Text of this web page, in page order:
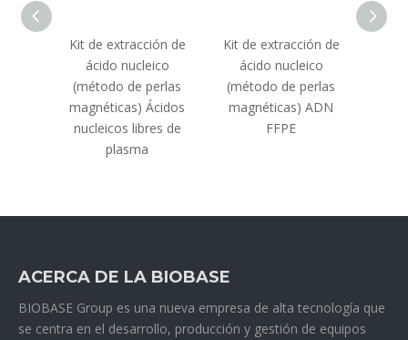
Kit de extracción de
ácido nucleico
(método de perlas
magnéticas) Ácidos
nucleicos libres de
plasma
Kit de extracción de
ácido nucleico
(método de perlas
magnéticas) ADN
FFPE
ACERCA DE LA BIOBASE
BIOBASE Group es una nueva empresa de alta tecnología que
se centra en el desarrollo, producción y gestión de equipos